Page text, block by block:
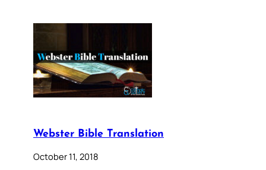
Webster Bible Translation
October 11, 2018